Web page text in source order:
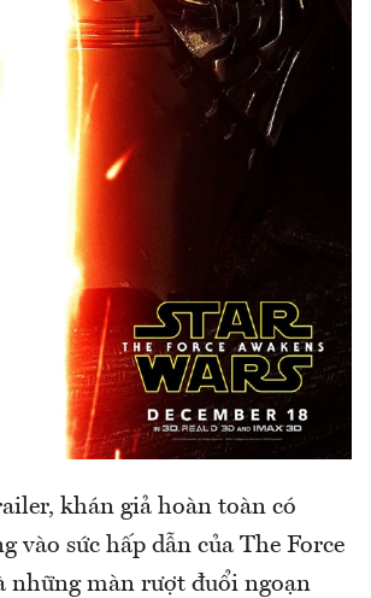
khán giả hoàn toàn có
vào sức hấp dẫn của The Force
những màn rượt đuổi ngoạn